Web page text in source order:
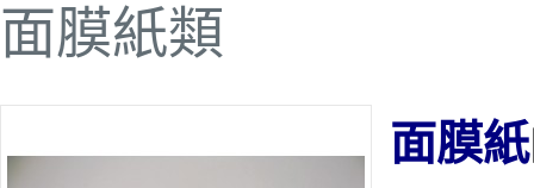
面膜紙類
面膜紙